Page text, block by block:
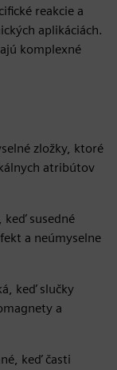
reakcie a
aplikáciách.
komplexné
zložky, ktoré
atribútov
keď susedné
a neúmyselne
keď slučky
a
keď časti